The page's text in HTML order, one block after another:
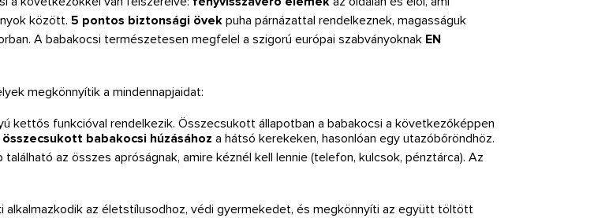
között. 5 pontos biztonsági övek puha párnázattal rendelkeznek, magasságuk
A babakocsi természetesen megfelel a szigorú európai szabványoknak EN
megkönnyítik a mindennapjaidat:
kettős funkcióval rendelkezik. Összecsukott állapotban a babakocsi a következőképpen
babakocsi húzásához a hátsó kerekeken, hasonlóan egy utazóbőröndhöz.
az összes apróságnak, amire kéznél kell lennie (telefon, kulcsok, pénztárca). Az
alkalmazkodik az életstílusodhoz, védi gyermekedet, és megkönnyíti az együtt töltött